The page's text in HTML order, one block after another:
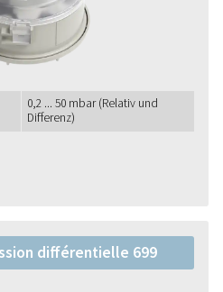
0,2 ... 50 mbar (Relativ und
Differenz)
différentielle 699